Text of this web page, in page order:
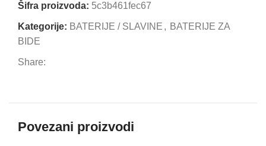
Šifra proizvoda: 5c3b461fec67
Kategorije: BATERIJE / SLAVINE , BATERIJE ZA
BIDE
Share:
Povezani proizvodi